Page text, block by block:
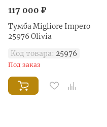
117 000 ₽
Тумба Migliore Impero
25976 Olivia
Код товара: 25976
Под заказ